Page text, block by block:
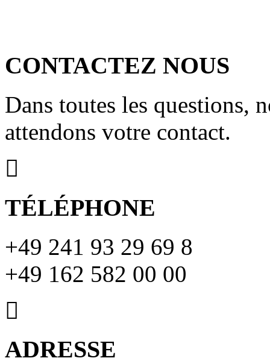
CONTACTEZ NOUS
Dans toutes les questions,
attendons votre contact.
TÉLÉPHONE
+49 241 93 29 69 8
+49 162 582 00 00
ADRESSE